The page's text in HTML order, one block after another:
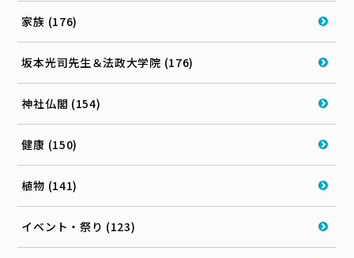
家族 (176)
坂本光司先生＆法政大学院 (176)
神社仏閣 (154)
健康 (150)
植物 (141)
イベント・祭り (123)